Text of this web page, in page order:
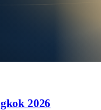
2026